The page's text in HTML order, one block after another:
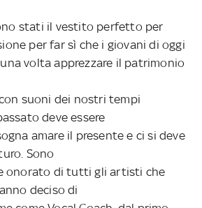
stati il vestito perfetto per
per far sì che i giovani di oggi
volta apprezzare il patrimonio
suoni dei nostri tempi
deve essere
amare il presente e ci si deve
Sono
onorato di tutti gli artisti che
deciso di